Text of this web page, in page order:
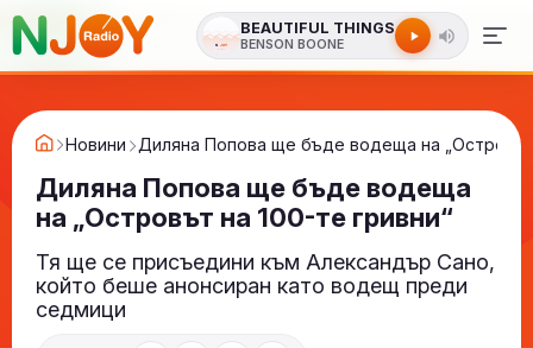
BEAUTIFUL THINGS
BENSON BOONE
Новини Диляна Попова ще бъде водеща на „Островът
Диляна Попова ще бъде водеща
на „Островът на 100-те гривни“
Тя ще се присъедини към Александър Сано,
който беше анонсиран като водещ преди
седмици